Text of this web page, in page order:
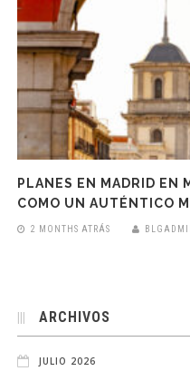
PLANES EN MADRID EN
COMO UN AUTÉNTICO
2 MONTHS ATRÁS
ARCHIVOS
JULIO 2026